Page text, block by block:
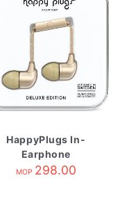
HappyPlugs In-
Earphone
Champagne
MOP 298.00